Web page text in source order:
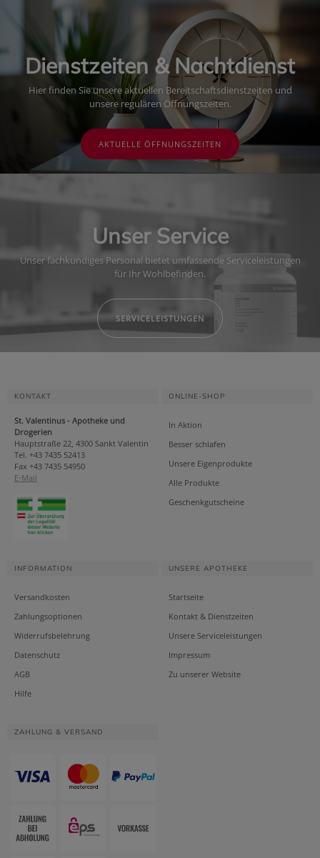
Dienstzeiten & Nachtdienst
Hier finden Sie unsere aktuellen Bereitschaftsdienstzeiten und
unsere regulären Öffnungszeiten.
AKTUELLE ÖFFNUNGSZEITEN
Unser Service
Unser fachkundiges Personal bietet umfassende Serviceleistungen
für Ihr Wohlbefinden.
SERVICELEISTUNGEN
KONTAKT
St. Valentinus - Apotheke und
Drogerien
Hauptstraße 22, 4300 Sankt Valentin
Tel. +43 7435 52413
Fax +43 7435 54950
E-Mail
ONLINE-SHOP
In Aktion
Besser schlafen
Unsere Eigenprodukte
Alle Produkte
Geschenkgutscheine
INFORMATION
Versandkosten
Zahlungsoptionen
Widerrufsbelehrung
Datenschutz
AGB
Hilfe
UNSERE APOTHEKE
Startseite
Kontakt & Dienstzeiten
Unsere Serviceleistungen
Impressum
Zu unserer Website
ZAHLUNG & VERSAND